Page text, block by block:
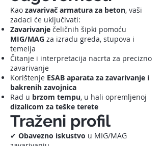
Kao zavarivač armatura za beton, vaši
zadaci će uključivati:
Zavarivanje čeličnih šipki pomoću
MIG/MAG za izradu greda, stupova i
temelja
Čitanje i interpretacija nacrta za precizno
zavarivanje
Korištenje ESAB aparata za zavarivanje i
bakrenih zavojnica
Rad u brzom tempu, u hali opremljenoj
dizalicom za teške terete
Traženi profil
✔ Obavezno iskustvo u MIG/MAG